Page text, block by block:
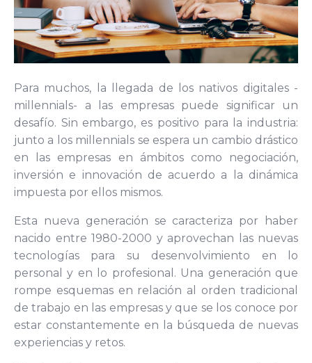
Para muchos, la llegada de los nativos digitales -
millennials- a las empresas puede significar un
desafío. Sin embargo, es positivo para la industria:
junto a los millennials se espera un cambio drástico
en las empresas en ámbitos como negociación,
inversión e innovación de acuerdo a la dinámica
impuesta por ellos mismos.
Esta nueva generación se caracteriza por haber
nacido entre 1980-2000 y aprovechan las nuevas
tecnologías para su desenvolvimiento en lo
personal y en lo profesional. Una generación que
rompe esquemas en relación al orden tradicional
de trabajo en las empresas y que se los conoce por
estar constantemente en la búsqueda de nuevas
experiencias y retos.